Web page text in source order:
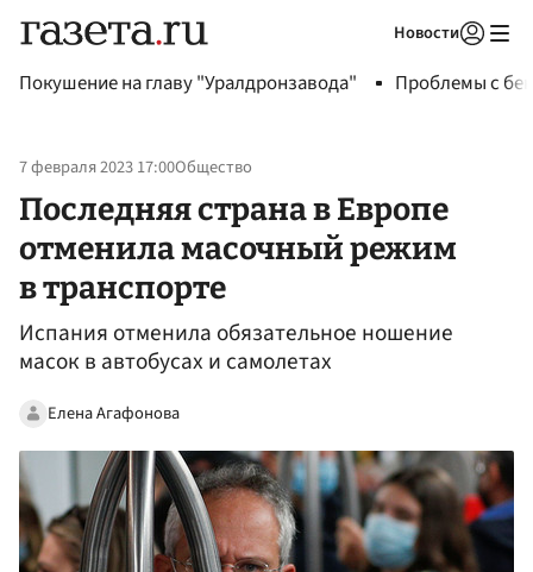
Новости
Покушение на главу "Уралдронзавода" Проблемы с
7 февраля 2023 17:00Общество
Последняя страна в Европе
отменила масочный режим
в транспорте
Испания отменила обязательное ношение
масок в автобусах и самолетах
Елена Агафонова